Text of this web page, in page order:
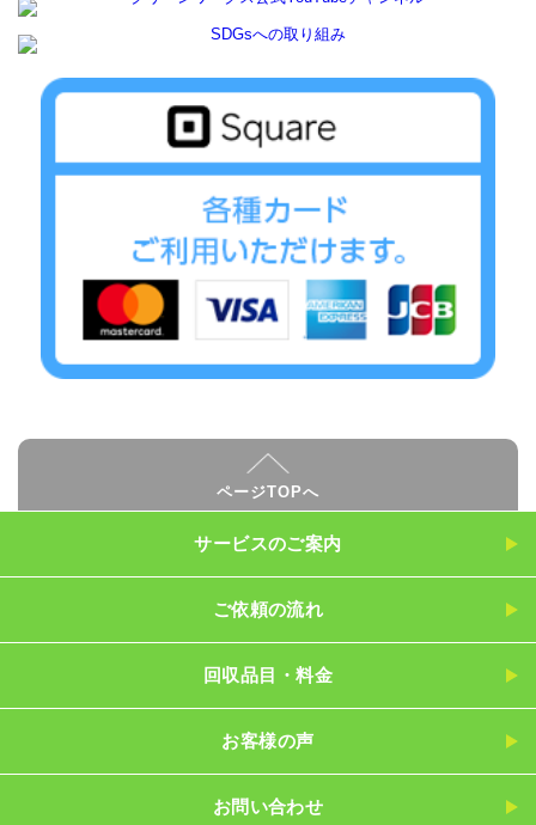
ページTOPへ
サービスのご案内
ご依頼の流れ
回収品目・料金
お客様の声
お問い合わせ